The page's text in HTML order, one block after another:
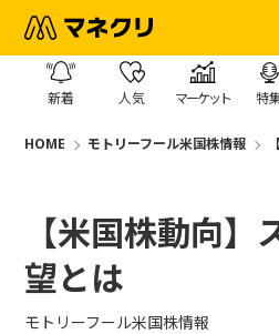
新着 人気 マーケット 特
HOME モトリーフール米国株情報
【米国株動向
望とは
モトリーフール米国株情報